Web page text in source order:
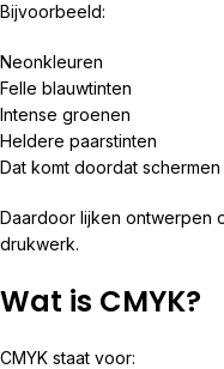
Bijvoorbeeld:
Neonkleuren
Felle blauwtinten
Intense groenen
Heldere paarstinten
Dat komt doordat schermen
Daardoor lijken ontwerpen
drukwerk.
Wat is CMYK?
CMYK staat voor: